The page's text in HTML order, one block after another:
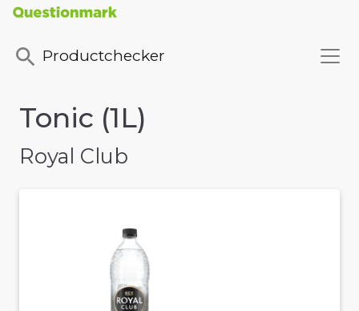
Productchecker
Tonic (1L)
Royal Club